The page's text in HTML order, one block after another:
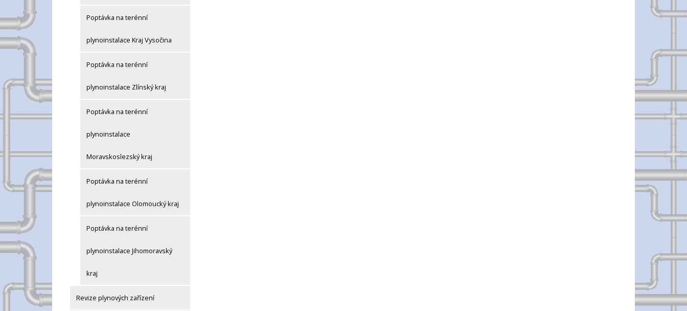
Poptávka na terénní
plynoinstalace Kraj Vysočina
Poptávka na terénní
plynoinstalace Zlínský kraj
Poptávka na terénní
plynoinstalace
Moravskoslezský kraj
Poptávka na terénní
plynoinstalace Olomoucký kraj
Poptávka na terénní
plynoinstalace Jihomoravský
kraj
Revize plynových zařízení